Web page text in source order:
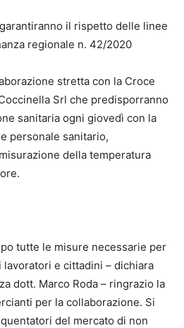
il rispetto delle linee
regionale n. 42/2020
stretta con la Croce
Srl che predisporranno
sanitaria ogni giovedì con la
personale sanitario,
della temperatura
tutte le misure necessarie per
e cittadini – dichiara
dott. Marco Roda – ringrazio la
per la collaborazione. Si
del mercato di non